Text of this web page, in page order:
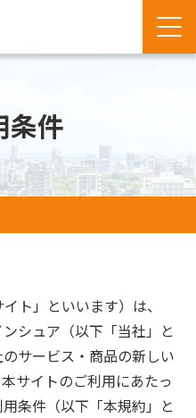
条件
ト」といいます）は、
シュア（以下「当社」と
サービス・商品の新しい
サイトのご利用にあたっ
条件（以下「本規約」と